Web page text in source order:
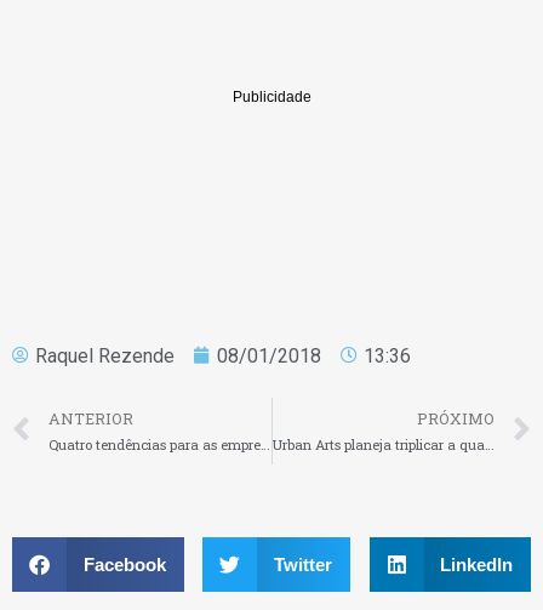
Raquel Rezende 08/01/2018 13:36
ANTERIOR PRÓXIMO
Facebook Twitter LinkedIn